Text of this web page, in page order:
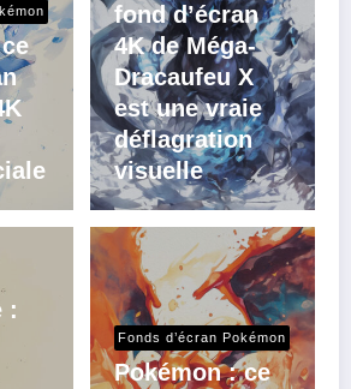
fond d’écran
4K de Méga-
Dracaufeu X
est une vraie
déflagration
visuelle
:
Fonds d’écran Pokémon
Pokémon : ce